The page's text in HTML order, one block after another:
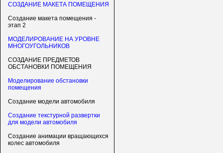
СОЗДАНИЕ МАКЕТА ПОМЕЩЕНИЯ
Создание макета помещения -
этап 2
МОДЕЛИРОВАНИЕ НА УРОВНЕ
МНОГОУГОЛЬНИКОВ
СОЗДАНИЕ ПРЕДМЕТОВ
ОБСТАНОВКИ ПОМЕЩЕНИЯ
Моделирование обстановки
помещения
Создание модели автомобиля
Создание текстурной развертки
для модели автомобиля
Создание анимации вращающихся
колес автомобиля